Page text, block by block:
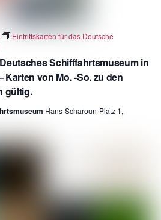
Schifffahrtsmuseum in
Karten von Mo. -So. zu den
gültig.
Eintrittskarten für das Deutsche
Hans-Scharoun-Platz 1,